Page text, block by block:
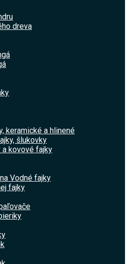
dreva
keramické a hlinené
šlukovky
a kovové fajky
Vodné fajky
fajky